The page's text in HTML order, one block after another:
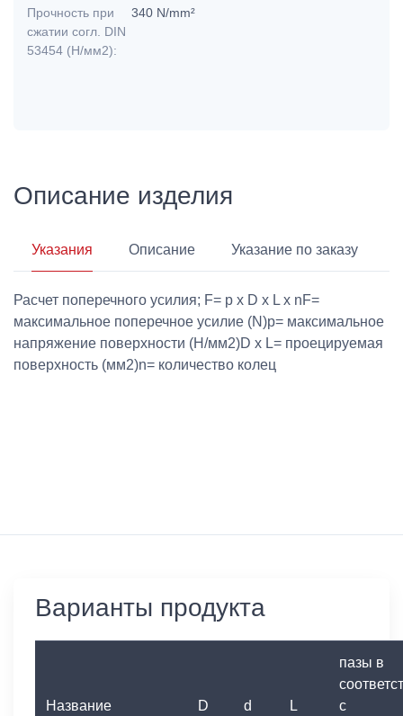
Прочность при
сжатии согл. DIN
53454 (Н/мм2):
340 N/mm²
Описание изделия
Указания Описание Указание по заказу
Расчет поперечного усилия; F= p x D x L x nF=
максимальное поперечное усилие (N)p= максимальное
напряжение поверхности (Н/мм2)D x L= проецируемая
поверхность (мм2)n= количество колец
Варианты продукта
Название D d L
пазы в
с